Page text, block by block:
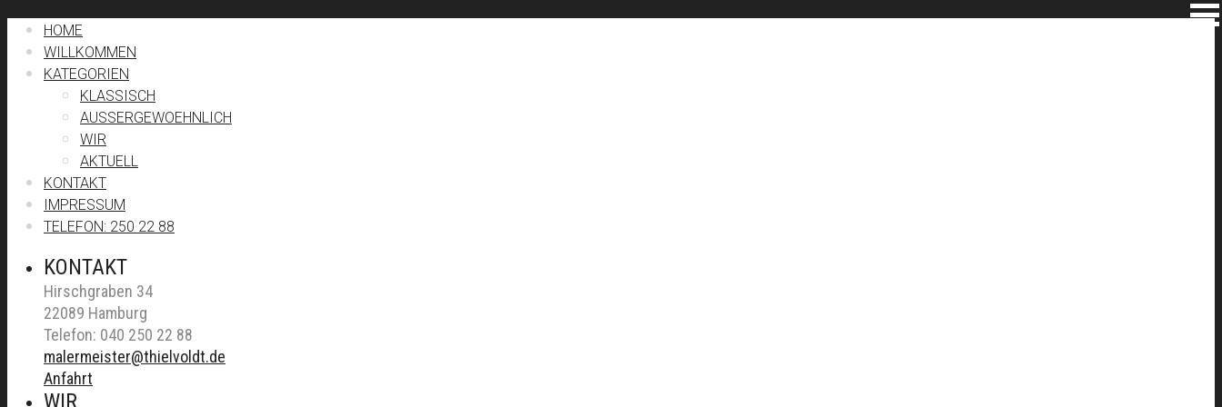
HOME
WILLKOMMEN
KATEGORIEN
KLASSISCH
AUSSERGEWOEHNLICH
WIR
AKTUELL
KONTAKT
IMPRESSUM
TELEFON: 250 22 88
KONTAKT
Hirschgraben 34
22089 Hamburg
Telefon: 040 250 22 88
malermeister@thielvoldt.de
Anfahrt
WIR